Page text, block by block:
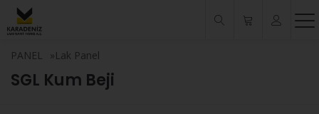
PANEL »Lak Panel
SGL Kum Beji